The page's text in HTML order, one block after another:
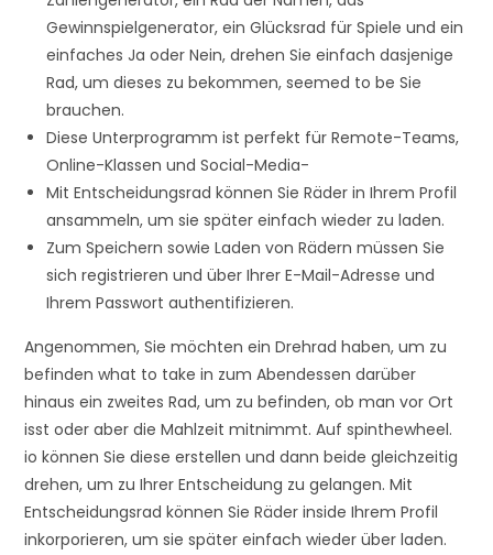
Gewinnspielgenerator, ein Glücksrad für Spiele und ein
einfaches Ja oder Nein, drehen Sie einfach dasjenige
Rad, um dieses zu bekommen, seemed to be Sie
brauchen.
Diese Unterprogramm ist perfekt für Remote-Teams,
Online-Klassen und Social-Media-
Mit Entscheidungsrad können Sie Räder in Ihrem Profil
ansammeln, um sie später einfach wieder zu laden.
Zum Speichern sowie Laden von Rädern müssen Sie
sich registrieren und über Ihrer E-Mail-Adresse und
Ihrem Passwort authentifizieren.
Angenommen, Sie möchten ein Drehrad haben, um zu
befinden what to take in zum Abendessen darüber
hinaus ein zweites Rad, um zu befinden, ob man vor Ort
isst oder aber die Mahlzeit mitnimmt. Auf spinthewheel.
io können Sie diese erstellen und dann beide gleichzeitig
drehen, um zu Ihrer Entscheidung zu gelangen. Mit
Entscheidungsrad können Sie Räder inside Ihrem Profil
inkorporieren, um sie später einfach wieder über laden.